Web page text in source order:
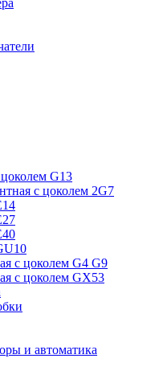
G13
с цоколем 2G7
с цоколем G4 G9
с цоколем GX53
и автоматика